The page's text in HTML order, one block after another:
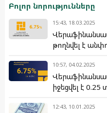
Բոլոր նորությունները
15:43, 18.03.2025
թողնվել է
10:57, 04.02.2025
իջեցվել է
12:43, 10.01.2025